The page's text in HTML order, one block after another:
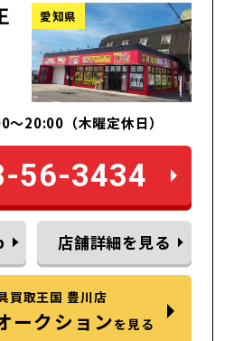
愛知県
～20:00（木曜定休日）
56-3434
店舗詳細を見る
買取王国 豊川店
ークションを見る